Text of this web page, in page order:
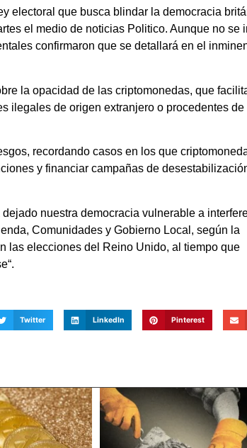
electoral que busca blindar la democracia
el medio de noticias Politico. Aunque no se
confirmaron que se detallará en el
la opacidad de las criptomonedas, que
ilegales de origen extranjero o procedentes de
recordando casos en los que
y financiar campañas de
nuestra democracia vulnerable a
Comunidades y Gobierno Local, según la
las elecciones del Reino Unido, al tiempo que
Twitter LinkedIn Pinterest